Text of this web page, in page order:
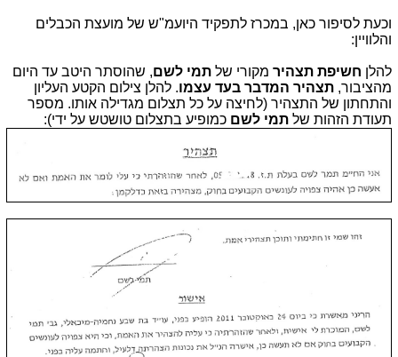
וכעת לסיפור כאן, במכרז לתפקיד היועמ"ש של מועצת הכבלים
והלוויין:
להלן חשיפת תצהיר מקורי של תמי לשם, שהוסתר היטב עד היום
מהציבור, תצהיר המדבר בעד עצמו. להלן צילום הקטע העליון
והתחתון של התצהיר (לחיצה על כל תצלום מגדילה אותו. מספר
תעודת הזהות של תמי לשם כמופיע בתצלום טושטש על ידי):